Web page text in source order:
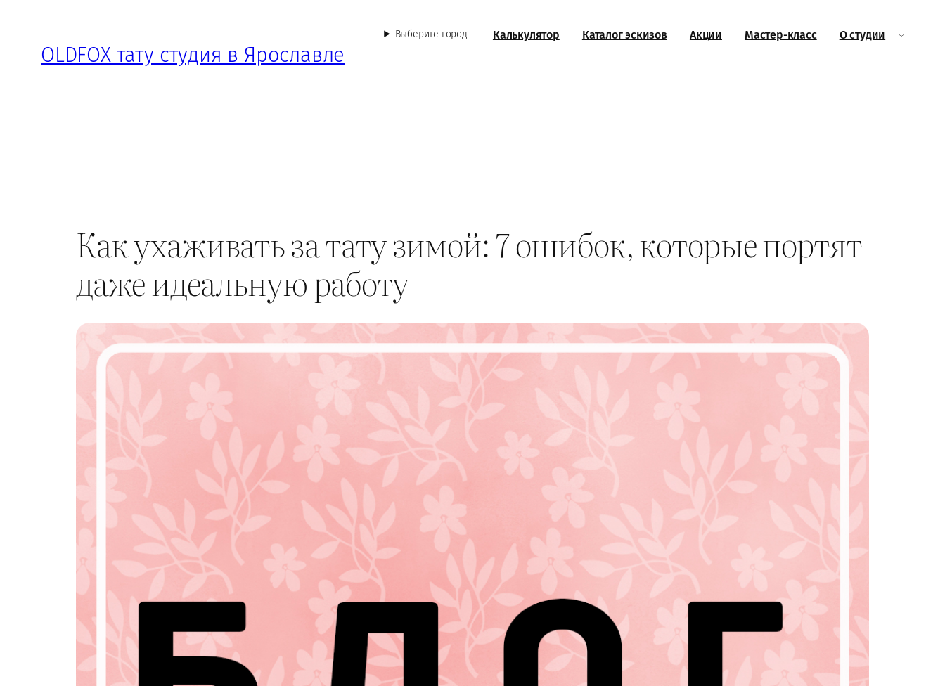
содержимому
OLDFOX тату студия в Ярославле
Выберите город Калькулятор Каталог эскизов Акции Мастер-класс О студии
Как ухаживать за тату зимой: 7 ошибок, которые портят
даже идеальную работу